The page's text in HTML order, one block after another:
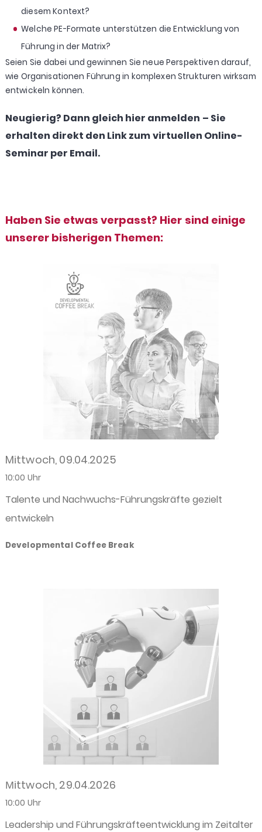
diesem Kontext?
Welche PE-Formate unterstützen die Entwicklung von
Führung in der Matrix?
Seien Sie dabei und gewinnen Sie neue Perspektiven darauf,
wie Organisationen Führung in komplexen Strukturen wirksam
entwickeln können.
Neugierig? Dann gleich hier anmelden – Sie
erhalten direkt den Link zum virtuellen Online-
Seminar per Email.
Haben Sie etwas verpasst? Hier sind einige
unserer bisherigen Themen:
Mittwoch, 09.04.2025
10:00 Uhr
Talente und Nachwuchs-Führungskräfte gezielt
entwickeln
Developmental Coffee Break
Мittwoch, 29.04.2026
10:00 Uhr
Leadership und Führungskräfteentwicklung im Zeitalter